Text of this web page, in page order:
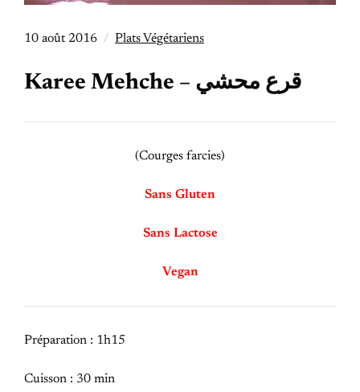
10 août 2016 Plats Végétariens
Karee Mehche – قرع محشي
(Courges farcies)
Sans Gluten
Sans Lactose
Vegan
Préparation : 1h15
Cuisson : 30 min